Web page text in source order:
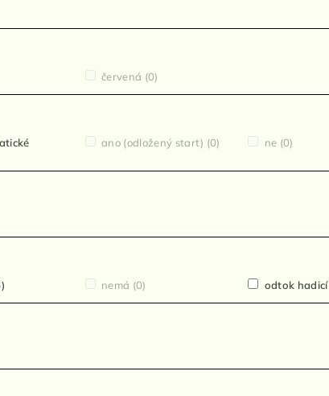
červená (0)
ano (odložený start) (0) ne (0)
nemá (0) odtok hadicí